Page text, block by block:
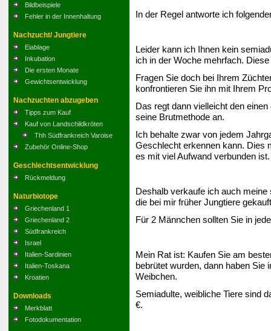
Bildbeispiele
Fehler in der Innenhaltung
Nachzucht/ Jungtiere
Eiablage
Inkubation
Die ersten Monate
Gewichtsentwicklung
Nachzuchten abzugeben
Tipps zum Kauf
Kauf von Landschildkröten
Thh Südfrankreich Varoise
Zubehör Online-Shop
Geschlechtsentwicklung
Rückmeldung
Naturbiotope
Griechenland 1
Griechenland 2
Südfrankreich
Israel
Italien-Sardinien
Italien-Toskana
Kroatien
Downloads
Merkblatt
Fotodokumentation
In der Regel antworte ich
Leider kann ich Ihnen kein
ich in der Woche mehrfach.
Fragen Sie doch bei Ihrem
konfrontieren Sie ihn mit Ihrem
Das regt dann vielleicht den
seine Brutmethode an.
Ich behalte zwar von jedem
Geschlecht erkennen kann. Dies
es mit viel Aufwand verbunden ist.
Deshalb verkaufe ich auch
die bei mir früher Jungtiere
Für 2 Männchen sollten Sie in
Mein Rat ist: Kaufen Sie am
bebrütet wurden, dann haben Sie
Weibchen.
Semiadulte, weibliche Tiere sind
€.